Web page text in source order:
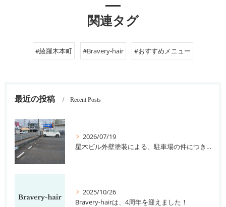
関連タグ
#綾羅木本町 #Bravery-hair #おすすめメニュー
最近の投稿 Recent Posts
2026/07/19
星木ビル外壁塗装による、駐車場の件につきまして。
2025/10/26
Bravery-hairは、4周年を迎えました！